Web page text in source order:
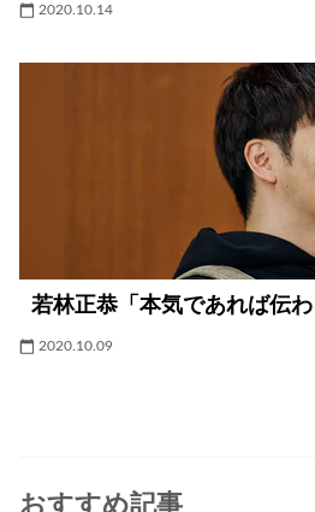
2020.10.14
若林正恭「本気であれば伝わ
2020.10.09
おすすめ記事